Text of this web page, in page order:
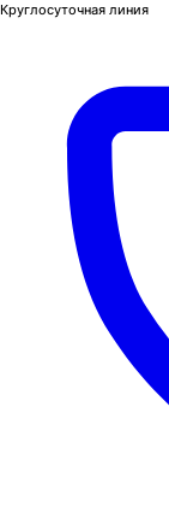
Круглосуточная линия